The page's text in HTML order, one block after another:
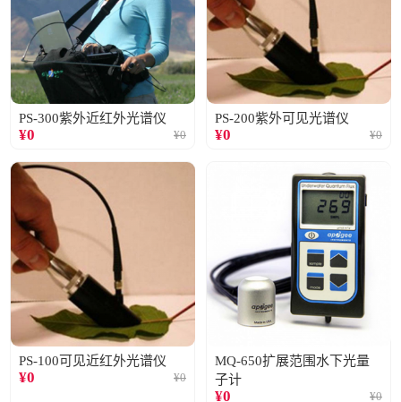
PS-300紫外近红外光谱仪
¥0 ¥0
PS-200紫外可见光谱仪
¥0 ¥0
PS-100可见近红外光谱仪
¥0 ¥0
MQ-650扩展范围水下光量
子计
¥0 ¥0